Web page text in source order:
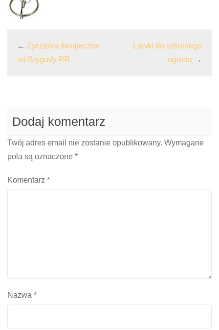
← Życzenia świąteczne
od Brygady RR
Ławki do szkolnego
ogrodu →
Dodaj komentarz
Twój adres email nie zostanie opublikowany. Wymagane
pola są oznaczone *
Komentarz *
Nazwa *